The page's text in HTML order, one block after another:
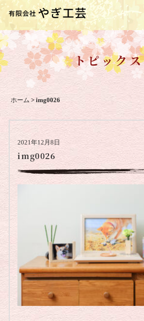
トピックス
ホーム >img0026
2021年12月8日
img0026